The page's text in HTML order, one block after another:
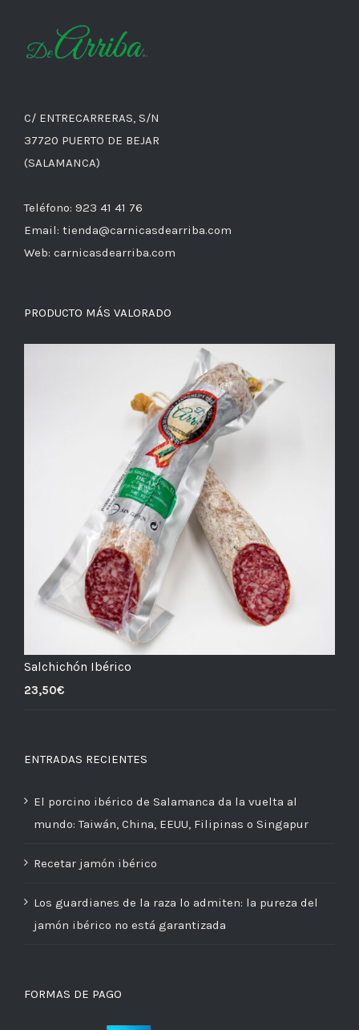
C/ ENTRECARRERAS, S/N
37720 PUERTO DE BEJAR
(SALAMANCA)
Teléfono: 923 41 41 76
Email: tienda@carnicasdearriba.com
Web: carnicasdearriba.com
PRODUCTO MÁS VALORADO
Salchichón Ibérico
23,50€
ENTRADAS RECIENTES
El porcino ibérico de Salamanca da la vuelta al
mundo: Taiwán, China, EEUU, Filipinas o Singapur
Recetar jamón ibérico
Los guardianes de la raza lo admiten: la pureza del
jamón ibérico no está garantizada
FORMAS DE PAGO